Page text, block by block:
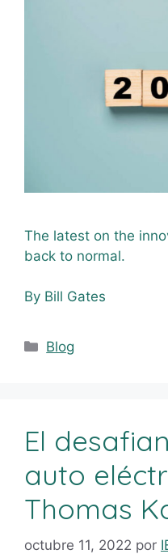
The latest on the
back to normal.
By Bill Gates
Blog
El
auto
Thomas
octubre 11, 2022 por